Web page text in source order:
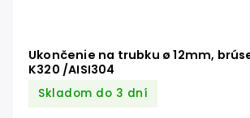
Ukončenie na trubku ø 12mm,
K320 /AISI304
Skladom do 3 dní